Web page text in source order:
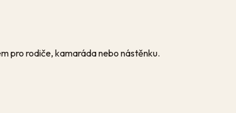
pro rodiče, kamaráda nebo nástěnku.